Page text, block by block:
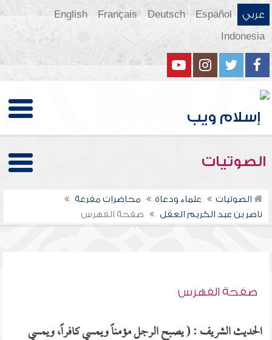
عربي Español
Deutsch
Français
English
Indonesia
الصوتيات
الصوتيات علماء ودعاة
محاضرات مفرغة
ناصر بن عبد الكريم العقل
صفحة الفهرس
صفحة الفهرس
الحديث الشريف : ( يصبح الرجل مؤمناً ويمسي كافراً، ويمسي